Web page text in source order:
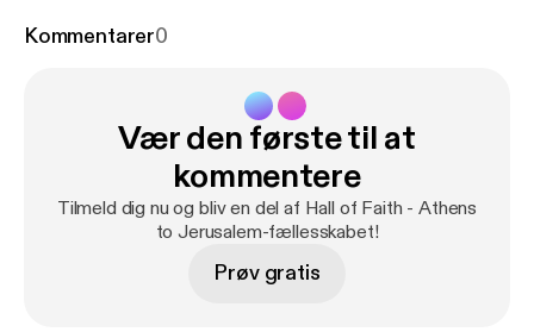
Kommentarer0
Vær den første til at
kommentere
Tilmeld dig nu og bliv en del af Hall of Faith - Athens
to Jerusalem-fællesskabet!
Prøv gratis